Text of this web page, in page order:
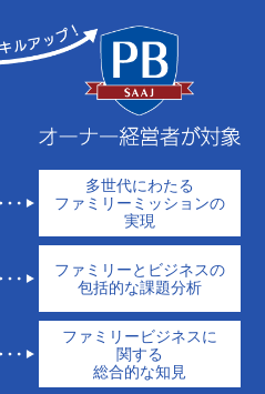
多世代にわたる
ファミリーミッションの
実現
ファミリーとビジネスの
包括的な課題分析
ファミリービジネスに
関する
総合的な知見